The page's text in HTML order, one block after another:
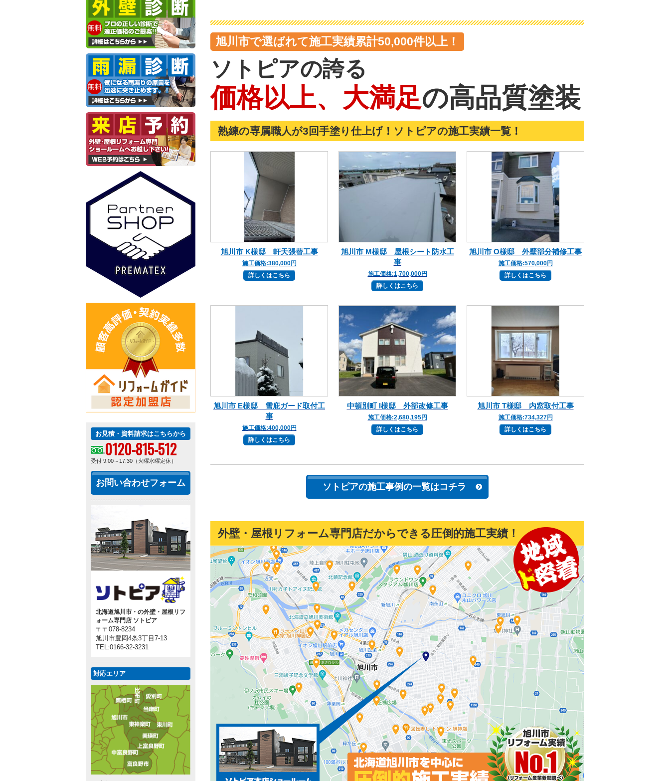
旭川市で選ばれて施工実績累計50,000件以上！
ソトピアの誇る
価格以上、大満足の高品質塗装
熟練の専属職人が3回手塗り仕上げ！ソトピアの施工実績一覧！
旭川市 K様邸 軒天張替工事
施工価格:380,000円
詳しくはこちら
旭川市 M様邸 屋根シート防水工
事
施工価格:1,700,000円
詳しくはこちら
旭川市 O様邸 外壁部分補修工事
施工価格:570,000円
詳しくはこちら
旭川市 E様邸 雪庇ガード取付工
事
施工価格:400,000円
詳しくはこちら
中頓別町 I様邸 外部改修工事
施工価格:2,680,195円
詳しくはこちら
旭川市 T様邸 内窓取付工事
施工価格:734,327円
詳しくはこちら
ソトピアの施工事例の一覧はコチラ
外壁・屋根リフォーム専門店だからできる圧倒的施工実績！
お見積・資料請求はこちらから
0120-815-512
受付 9:00～17:30（火曜水曜定休）
お問い合わせフォーム
北海道旭川市・の外壁・屋根リフ
ォーム専門店 ソトピア
〒〒078-8234
旭川市豊岡4条3丁目7-13
TEL:0166-32-3231
対応エリア